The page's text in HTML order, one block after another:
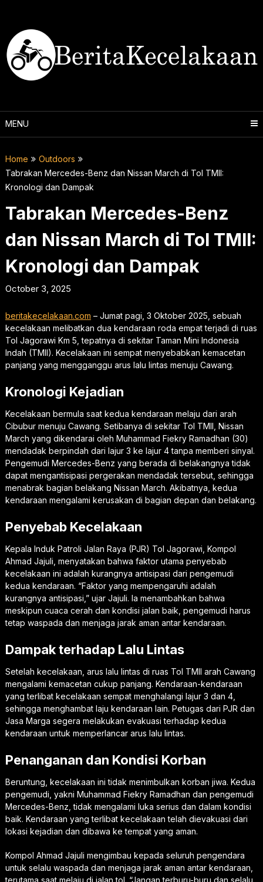
content
MENU
Home
Outdoors
Tabrakan Mercedes-Benz dan Nissan March di Tol TMII:
Kronologi dan Dampak
Tabrakan Mercedes-Benz
dan Nissan March di Tol TMII:
Kronologi dan Dampak
October 3, 2025
beritakecelakaan.com – Jumat pagi, 3 Oktober 2025, sebuah
kecelakaan melibatkan dua kendaraan roda empat terjadi di ruas
Tol Jagorawi Km 5, tepatnya di sekitar Taman Mini Indonesia
Indah (TMII). Kecelakaan ini sempat menyebabkan kemacetan
panjang yang mengganggu arus lalu lintas menuju Cawang.
Kronologi Kejadian
Kecelakaan bermula saat kedua kendaraan melaju dari arah
Cibubur menuju Cawang. Setibanya di sekitar Tol TMII, Nissan
March yang dikendarai oleh Muhammad Fiekry Ramadhan (30)
mendadak berpindah dari lajur 3 ke lajur 4 tanpa memberi sinyal.
Pengemudi Mercedes-Benz yang berada di belakangnya tidak
dapat mengantisipasi pergerakan mendadak tersebut, sehingga
menabrak bagian belakang Nissan March. Akibatnya, kedua
kendaraan mengalami kerusakan di bagian depan dan belakang.
Penyebab Kecelakaan
Kepala Induk Patroli Jalan Raya (PJR) Tol Jagorawi, Kompol
Ahmad Jajuli, menyatakan bahwa faktor utama penyebab
kecelakaan ini adalah kurangnya antisipasi dari pengemudi
kedua kendaraan. “Faktor yang mempengaruhi adalah
kurangnya antisipasi,” ujar Jajuli. Ia menambahkan bahwa
meskipun cuaca cerah dan kondisi jalan baik, pengemudi harus
tetap waspada dan menjaga jarak aman antar kendaraan.
Dampak terhadap Lalu Lintas
Setelah kecelakaan, arus lalu lintas di ruas Tol TMII arah Cawang
mengalami kemacetan cukup panjang. Kendaraan-kendaraan
yang terlibat kecelakaan sempat menghalangi lajur 3 dan 4,
sehingga menghambat laju kendaraan lain. Petugas dari PJR dan
Jasa Marga segera melakukan evakuasi terhadap kedua
kendaraan untuk memperlancar arus lalu lintas.
Penanganan dan Kondisi Korban
Beruntung, kecelakaan ini tidak menimbulkan korban jiwa. Kedua
pengemudi, yakni Muhammad Fiekry Ramadhan dan pengemudi
Mercedes-Benz, tidak mengalami luka serius dan dalam kondisi
baik. Kendaraan yang terlibat kecelakaan telah dievakuasi dari
lokasi kejadian dan dibawa ke tempat yang aman.
Kompol Ahmad Jajuli mengimbau kepada seluruh pengendara
untuk selalu waspada dan menjaga jarak aman antar kendaraan,
terutama saat melaju di jalan tol. “Jangan terburu-buru dan selalu